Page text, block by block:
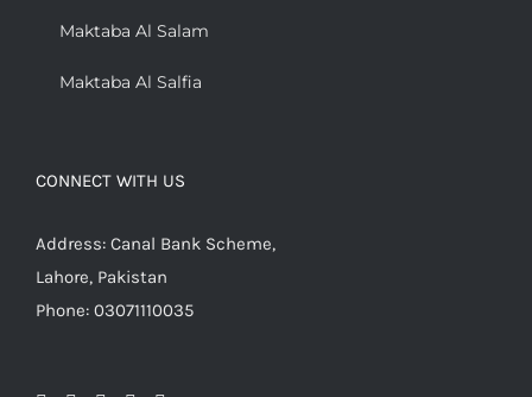
Maktaba Al Salam
Maktaba Al Salfia
CONNECT WITH US
Address: Canal Bank Scheme,
Lahore, Pakistan
Phone: 03071110035